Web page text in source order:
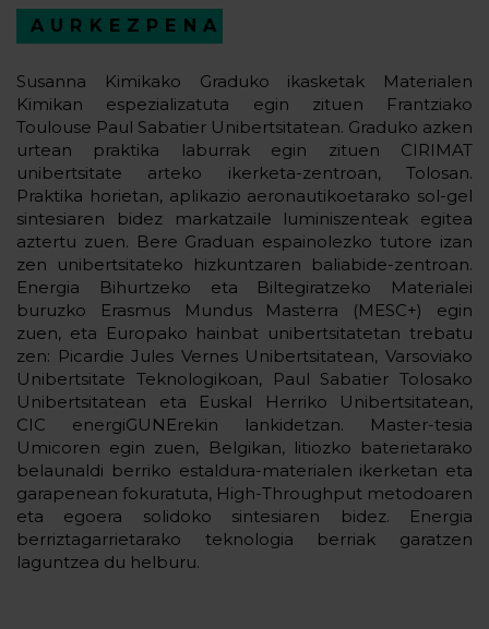
AURKEZPENA
Susanna Kimikako Graduko ikasketak Materialen
Kimikan espezializatuta egin zituen Frantziako
Toulouse Paul Sabatier Unibertsitatean. Graduko azken
urtean praktika laburrak egin zituen CIRIMAT
unibertsitate arteko ikerketa-zentroan, Tolosan.
Praktika horietan, aplikazio aeronautikoetarako sol-gel
sintesiaren bidez markatzaile luminiszenteak egitea
aztertu zuen. Bere Graduan espainolezko tutore izan
zen unibertsitateko hizkuntzaren baliabide-zentroan.
Energia Bihurtzeko eta Biltegiratzeko Materialei
buruzko Erasmus Mundus Masterra (MESC+) egin
zuen, eta Europako hainbat unibertsitatetan trebatu
zen: Picardie Jules Vernes Unibertsitatean, Varsoviako
Unibertsitate Teknologikoan, Paul Sabatier Tolosako
Unibertsitatean eta Euskal Herriko Unibertsitatean,
CIC energiGUNErekin lankidetzan. Master-tesia
Umicoren egin zuen, Belgikan, litiozko baterietarako
belaunaldi berriko estaldura-materialen ikerketan eta
garapenean fokuratuta, High-Throughput metodoaren
eta egoera solidoko sintesiaren bidez. Energia
berriztagarrietarako teknologia berriak garatzen
laguntzea du helburu.